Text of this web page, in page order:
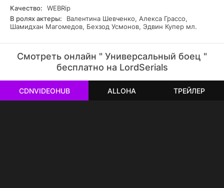
Качество:
WEBRip
В ролях актеры:
Валентина Шевченко, Алекса Грассо,
Шамидхан Магомедов, Бехзод Усмонов, Эдвин Купер мл.
Смотреть онлайн " Универсальный боец "
бесплатно на LordSerials
РЕКЛАМА
РЕКЛАМА
РЕКЛАМА
РЕКЛАМА
РЕКЛАМА
CDNVIDEOHUB ALLOHA ТРЕЙЛЕР